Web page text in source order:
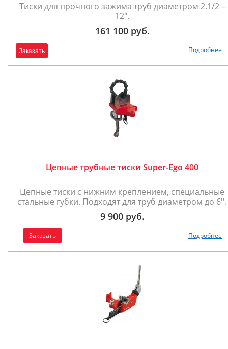
Тиски для прочного зажима труб диаметром 2.1/2 –
12".
161 100 руб.
Заказать Подробнее
Цепные трубные тиски Super-Ego 400
Цепные тиски с нижним креплением, специальные
стальные губки. Подходят для труб диаметром до 6''.
9 900 руб.
Заказать Подробнее